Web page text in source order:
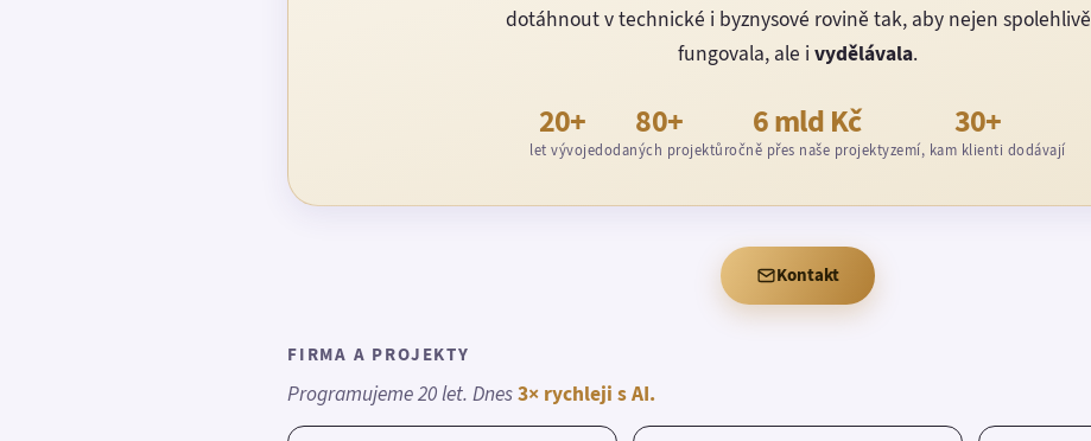
dotáhnout v technické i byznysové rovině tak, aby nejen spolehlivě
fungovala, ale i vydělávala.
20+
let vývoje
80+
dodaných projektů
6 mld Kč
ročně přes naše projekty
30+
zemí, kam klienti dodávají
Kontakt
FIRMA A PROJEKTY
Programujeme 20 let. Dnes3× rychleji s AI.